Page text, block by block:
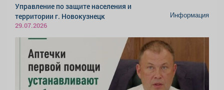
Управление по защите населения и
территории г. Новокузнецк
29.07.2026
Информация